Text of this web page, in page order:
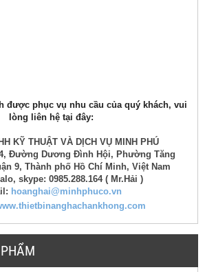
được phục vụ nhu cầu của quý khách, vui
lòng liên hệ tại đây:
KỸ THUẬT VÀ DỊCH VỤ MINH PHÚ
Đường Dương Đình Hội, Phường Tăng
9, Thành phố Hồ Chí Minh, Việt Nam
skype: 0985.288.164 ( Mr.Hải )
hoanghai@minhphuco.vn